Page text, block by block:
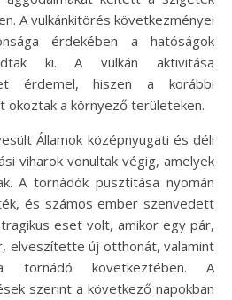
A vulkánkitörés következményei
érdekében a hatóságok
ki. A vulkán aktivitása
érdemel, hiszen a korábbi
okoztak a környező területeken.
Államok középnyugati és déli
viharok vonultak végig, amelyek
A tornádók pusztítása nyomán
és számos ember szenvedett
eset volt, amikor egy pár,
elveszítette új otthonát, valamint
tornádó következtében. A
szerint a következő napokban